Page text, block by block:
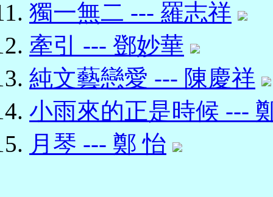
獨一無二 --- 羅志祥
牽引 --- 鄧妙華
純文藝戀愛 --- 陳慶祥
小雨來的正是時候 ---
月琴 --- 鄭 怡